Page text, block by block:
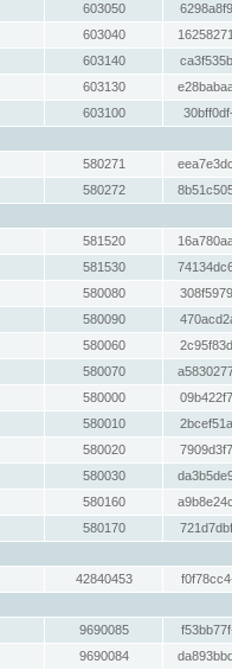
603050
603040
603140
603130
603100
580271
580272
581520
581530
580080
580090
580060
580070
580000
580010
580020
580030
580160
580170
42840453
9690085
9690084